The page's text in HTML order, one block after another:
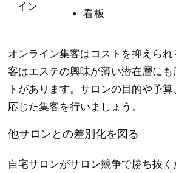
イン
看板
オンライン集客はコストを抑えら
客はエステの興味が薄い潜在層にも
トがあります。サロンの目的や予
応じた集客を行いましょう。
他サロンとの差別化を図る
自宅サロンがサロン競争で勝ち抜